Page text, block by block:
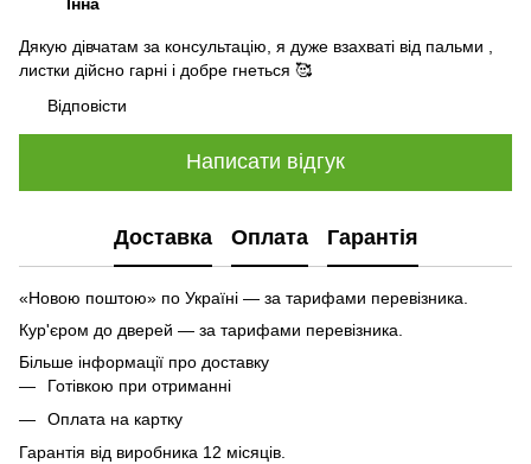
Дякую дівчатам за консультацію, я дуже взахваті від пальми ,
листки дійсно гарні і добре гнеться 🥰
Відповісти
Написати відгук
Доставка Оплата Гарантія
«Новою поштою» по Україні — за тарифами перевізника.
Кур'єром до дверей — за тарифами перевізника.
Більше інформації про доставку
Готівкою при отриманні
Оплата на картку
Гарантія від виробника 12 місяців.